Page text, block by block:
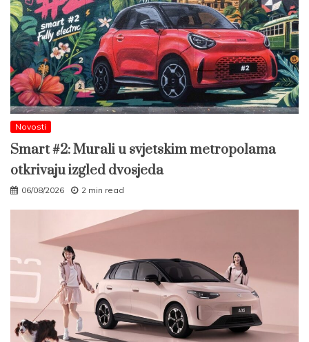
Novosti
Smart #2: Murali u svjetskim metropolama
otkrivaju izgled dvosjeda
06/08/2026 2 min read